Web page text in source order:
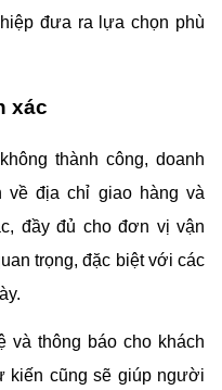
đưa ra lựa chọn phù
xác
thành công, doanh
về địa chỉ giao hàng và
đầy đủ cho đơn vị vận
trọng, đặc biệt với các
và thông báo cho khách
kiến cũng sẽ giúp người